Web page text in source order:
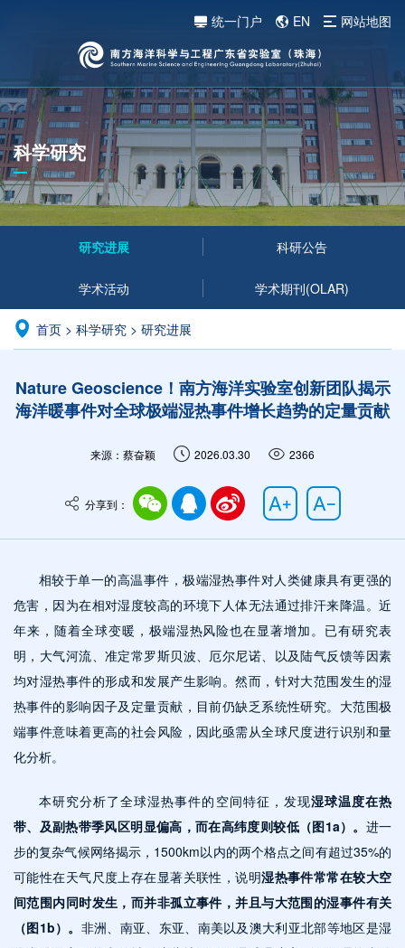
统一门户 EN 网站地图
科学研究
研究进展 科研公告
学术活动 学术期刊(OLAR)
首页 > 科学研究 > 研究进展
Nature Geoscience！南方海洋实验室创新团队揭示
海洋暖事件对全球极端湿热事件增长趋势的定量贡献
来源：蔡奋颖 2026.03.30 2366
分享到：
相较于单一的高温事件，极端湿热事件对人类健康具有更强的
危害，因为在相对湿度较高的环境下人体无法通过排汗来降温。近
年来，随着全球变暖，极端湿热风险也在显著增加。已有研究表
明，大气河流、准定常罗斯贝波、厄尔尼诺、以及陆气反馈等因素
均对湿热事件的形成和发展产生影响。然而，针对大范围发生的湿
热事件的影响因子及定量贡献，目前仍缺乏系统性研究。大范围极
端事件意味着更高的社会风险，因此亟需从全球尺度进行识别和量
化分析。
本研究分析了全球湿热事件的空间特征，发现湿球温度在热
带、及副热带季风区明显偏高，而在高纬度则较低（图1a）。 进一
步的复杂气候网络揭示，1500km以内的两个格点之间有超过35%的
可能性在天气尺度上存在显著关联性，说明湿热事件常常在较大空
间范围内同时发生，而并非孤立事件，并且与大范围的湿事件有关
（图1b）。 非洲、南亚、东亚、南美以及澳大利亚北部等地区是湿